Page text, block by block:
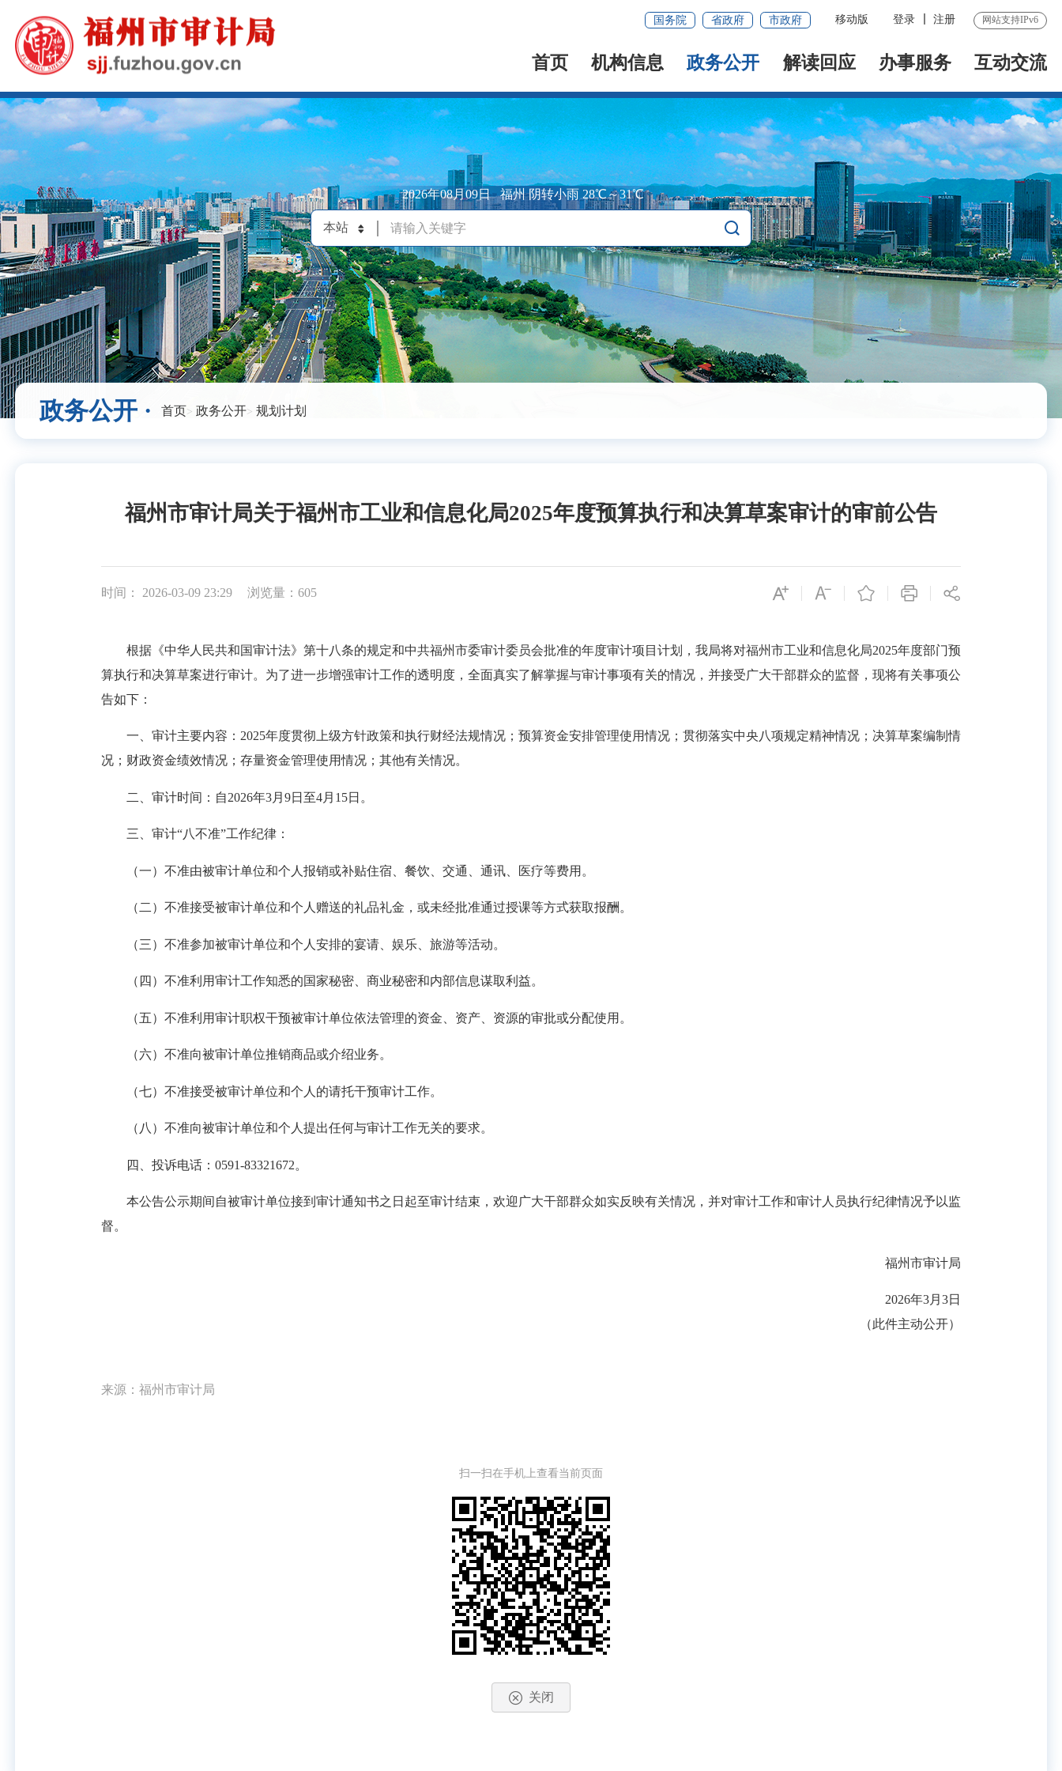
国务院 省政府 市政府 移动版 登录 注册 网站支持IPv6
首页 机构信息 政务公开 解读回应 办事服务 互动交流
2026年08月09日 福州 阴转小雨 28℃～31℃
政务公开 · 首页 政务公开 规划计划
福州市审计局关于福州市工业和信息化局2025年度预算执行和决算草案审计的审前公告
时间： 2026-03-09 23:29 浏览量：605
根据《中华人民共和国审计法》第十八条的规定和中共福州市委审计委员会批准的年度审计项目计划，我局将对福州市工业和信息化局2025年度部门预
算执行和决算草案进行审计。为了进一步增强审计工作的透明度，全面真实了解掌握与审计事项有关的情况，并接受广大干部群众的监督，现将有关事项公
告如下：
一、审计主要内容：2025年度贯彻上级方针政策和执行财经法规情况；预算资金安排管理使用情况；贯彻落实中央八项规定精神情况；决算草案编制情
况；财政资金绩效情况；存量资金管理使用情况；其他有关情况。
二、审计时间：自2026年3月9日至4月15日。
三、审计“八不准”工作纪律：
（一）不准由被审计单位和个人报销或补贴住宿、餐饮、交通、通讯、医疗等费用。
（二）不准接受被审计单位和个人赠送的礼品礼金，或未经批准通过授课等方式获取报酬。
（三）不准参加被审计单位和个人安排的宴请、娱乐、旅游等活动。
（四）不准利用审计工作知悉的国家秘密、商业秘密和内部信息谋取利益。
（五）不准利用审计职权干预被审计单位依法管理的资金、资产、资源的审批或分配使用。
（六）不准向被审计单位推销商品或介绍业务。
（七）不准接受被审计单位和个人的请托干预审计工作。
（八）不准向被审计单位和个人提出任何与审计工作无关的要求。
四、投诉电话：0591-83321672。
本公告公示期间自被审计单位接到审计通知书之日起至审计结束，欢迎广大干部群众如实反映有关情况，并对审计工作和审计人员执行纪律情况予以监
督。
福州市审计局
2026年3月3日
（此件主动公开）
来源：福州市审计局
扫一扫在手机上查看当前页面
关闭